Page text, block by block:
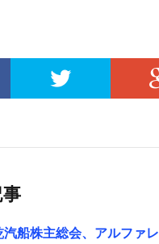
事
汽船株主総会、アルファ